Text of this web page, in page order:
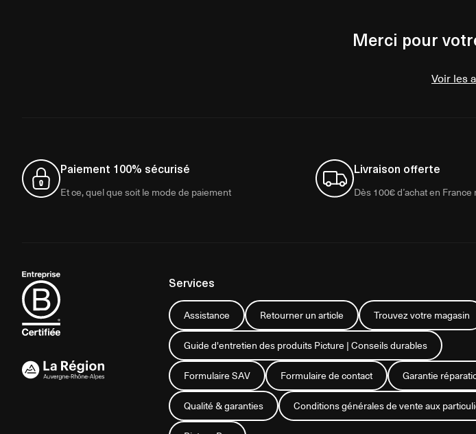
Merci pour
Voir les
Paiement 100% sécurisé
Et ce, quel que soit le mode de paiement
Livraison offerte
Dès 100€ d’achat en
Services
Assistance Retourner un article Trouvez votre magasin
Guide d'entretien des produits Picture | Conseils durables
Formulaire SAV Formulaire de contact Garantie
Qualité & garanties Conditions générales de vente aux